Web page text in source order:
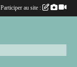
Participer au site :